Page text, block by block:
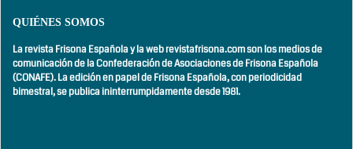
QUIÉNES SOMOS
La revista Frisona Española y la web revistafrisona.com son los medios de
comunicación de la Confederación de Asociaciones de Frisona Española
(CONAFE). La edición en papel de Frisona Española, conperiodicidad
bimestral,se publica ininterrumpidamente desde 1981.